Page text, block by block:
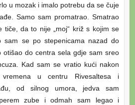
u mozak i imalo potrebu da se čuje
Samo sam promatrao. Smatrao
da to nije „moj“ križ s kojim se
sam se po stepenicama nazad do
otišao do centra sela gdje sam sreo
Kad sam se vratio kući nakon
vremena u centru Rivesaltesa i
od silnog umora, jedva sam
zube i odmah sam legao i